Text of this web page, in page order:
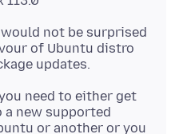
not be surprised
of Ubuntu distro
need to either get
new supported
or another or you